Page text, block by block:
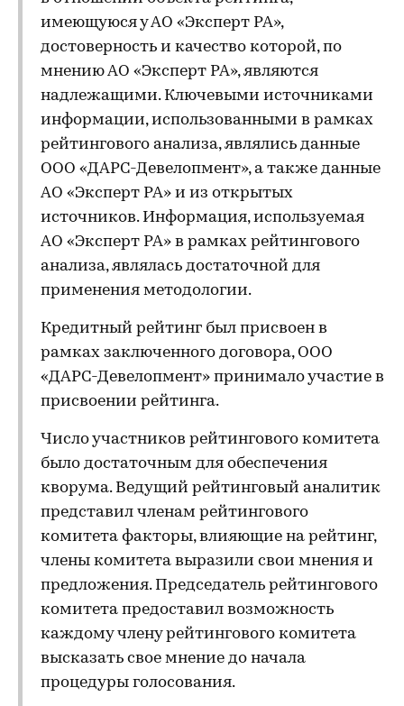
имеющуюся у АО «Эксперт РА»,
достоверность и качество которой, по
мнению АО «Эксперт РА», являются
надлежащими. Ключевыми источниками
информации, использованными в рамках
рейтингового анализа, являлись данные
ООО «ДАРС-Девелопмент», а также данные
АО «Эксперт РА» и из открытых
источников. Информация, используемая
АО «Эксперт РА» в рамках рейтингового
анализа, являлась достаточной для
применения методологии.
Кредитный рейтинг был присвоен в
рамках заключенного договора, ООО
«ДАРС-Девелопмент» принимало участие в
присвоении рейтинга.
Число участников рейтингового комитета
было достаточным для обеспечения
кворума. Ведущий рейтинговый аналитик
представил членам рейтингового
комитета факторы, влияющие на рейтинг,
члены комитета выразили свои мнения и
предложения. Председатель рейтингового
комитета предоставил возможность
каждому члену рейтингового комитета
высказать свое мнение до начала
процедуры голосования.